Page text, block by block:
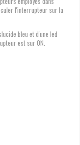
l'interrupteur sur la
bleu et d'une led
est sur ON.